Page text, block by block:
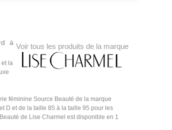
Voir tous les produits de la marque
à
et la
féminine Source Beauté de la marque
D et de la taille 85 à la taille 95 pour les
de Lise Charmel est disponible en 1